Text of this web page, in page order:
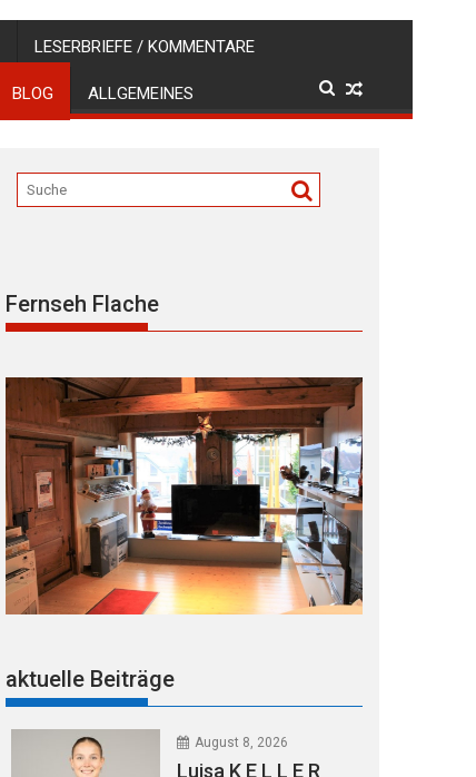
LESERBRIEFE / KOMMENTARE
BLOG ALLGEMEINES
Fernseh Flache
aktuelle Beiträge
August 8, 2026
Luisa K E L L E R